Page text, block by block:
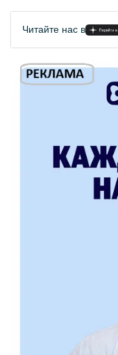
Читайте нас в